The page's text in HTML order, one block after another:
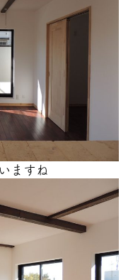
ますね